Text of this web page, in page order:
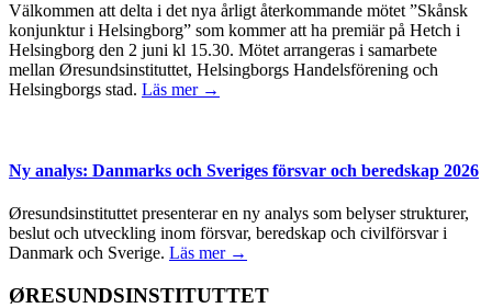
Välkommen att delta i det nya årligt återkommande mötet ”Skånsk
konjunktur i Helsingborg” som kommer att ha premiär på Hetch i
Helsingborg den 2 juni kl 15.30. Mötet arrangeras i samarbete
mellan Øresundsinstituttet, Helsingborgs Handelsförening och
Helsingborgs stad. Läs mer →
Ny analys: Danmarks och Sveriges försvar och beredskap 2026
Øresundsinstituttet presenterar en ny analys som belyser strukturer,
beslut och utveckling inom försvar, beredskap och civilförsvar i
Danmark och Sverige. Läs mer →
ØRESUNDSINSTITUTTET